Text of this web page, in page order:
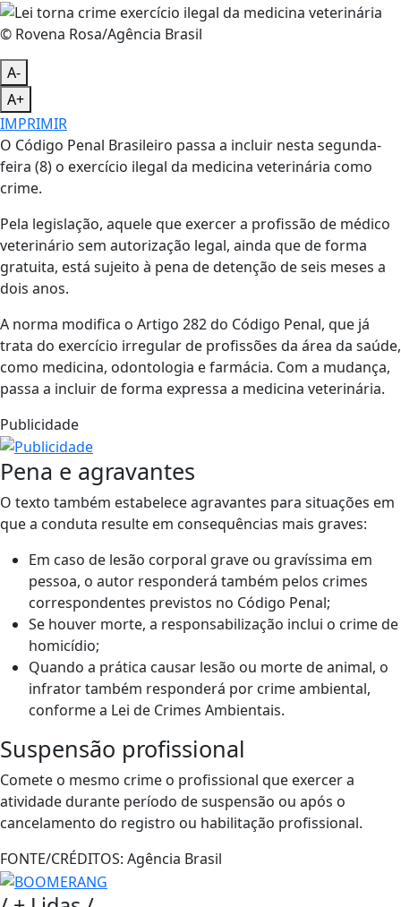
© Rovena Rosa/Agência Brasil
A-
A+
IMPRIMIR
O Código Penal Brasileiro passa a incluir nesta segunda-
feira (8) o exercício ilegal da medicina veterinária como
crime.
Pela legislação, aquele que exercer a profissão de médico
veterinário sem autorização legal, ainda que de forma
gratuita, está sujeito à pena de detenção de seis meses a
dois anos.
A norma modifica o Artigo 282 do Código Penal, que já
trata do exercício irregular de profissões da área da saúde,
como medicina, odontologia e farmácia. Com a mudança,
passa a incluir de forma expressa a medicina veterinária.
Publicidade
Pena e agravantes
O texto também estabelece agravantes para situações em
que a conduta resulte em consequências mais graves:
Em caso de lesão corporal grave ou gravíssima em
pessoa, o autor responderá também pelos crimes
correspondentes previstos no Código Penal;
Se houver morte, a responsabilização inclui o crime de
homicídio;
Quando a prática causar lesão ou morte de animal, o
infrator também responderá por crime ambiental,
conforme a Lei de Crimes Ambientais.
Suspensão profissional
Comete o mesmo crime o profissional que exercer a
atividade durante período de suspensão ou após o
cancelamento do registro ou habilitação profissional.
FONTE/CRÉDITOS: Agência Brasil